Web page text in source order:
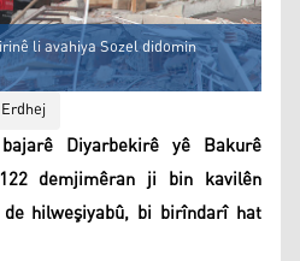
li avahiya Sozel didomin
Erdhej
Diyarbekirê yê Bakurê
demjimêran ji bin kavilên
hilweşiyabû, bi birîndarî hat